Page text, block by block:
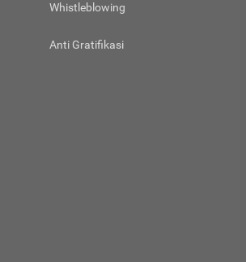
Whistleblowing
Anti Gratifikasi